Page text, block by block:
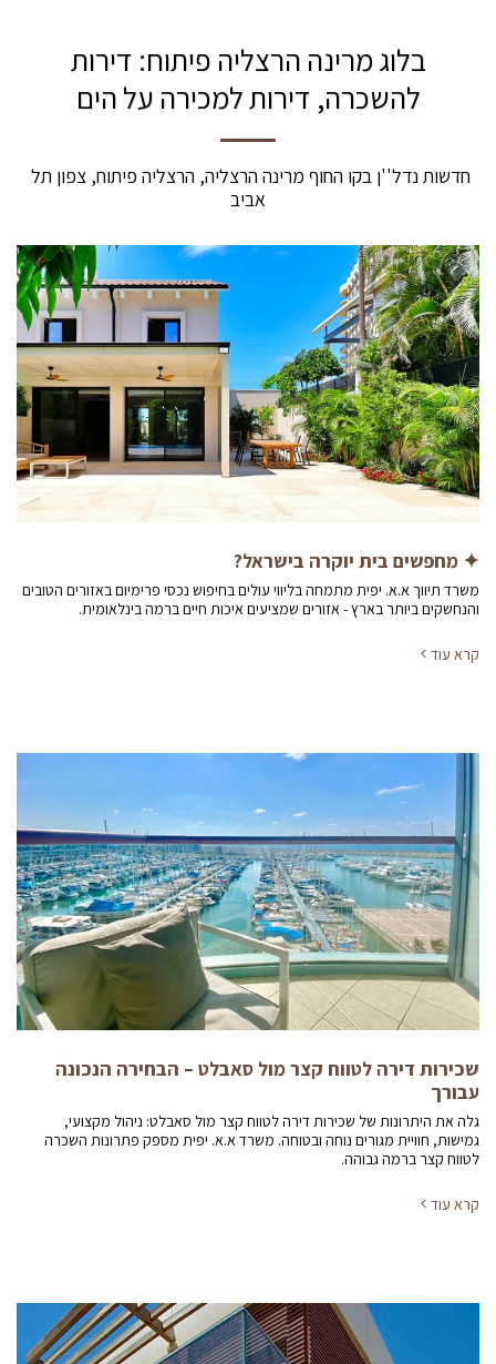
בלוג מרינה הרצליה פיתוח: דירות
להשכרה, דירות למכירה על הים
חדשות נדל''ן בקו החוף מרינה הרצליה, הרצליה פיתוח, צפון תל
אביב
✦ מחפשים בית יוקרה בישראל?
משרד תיווך א.א. יפית מתמחה בליווי עולים בחיפוש נכסי פרימיום באזורים הטובים
והנחשקים ביותר בארץ - אזורים שמציעים איכות חיים ברמה בינלאומית.
קרא עוד
שכירות דירה לטווח קצר מול סאבלט – הבחירה הנכונה
עבורך
גלה את היתרונות של שכירות דירה לטווח קצר מול סאבלט: ניהול מקצועי,
גמישות, חוויית מגורים נוחה ובטוחה. משרד א.א. יפית מספק פתרונות השכרה
לטווח קצר ברמה גבוהה.
קרא עוד